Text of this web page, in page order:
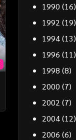
1990 (16)
1992 (19)
1994(13)
1996 (11)
1998 (8)
2000 (7)
2002 (7)
2004(12)
2006 (6)